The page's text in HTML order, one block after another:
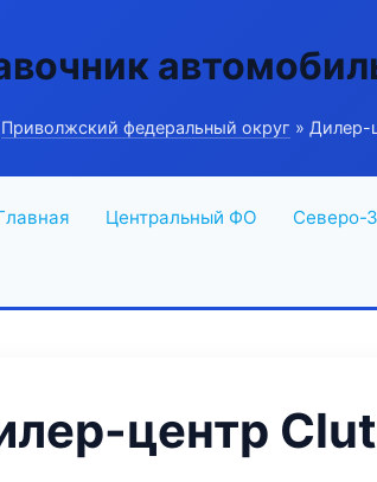
Приволжский федеральный округ » Дилер-
Центральный ФО Северо-
центр